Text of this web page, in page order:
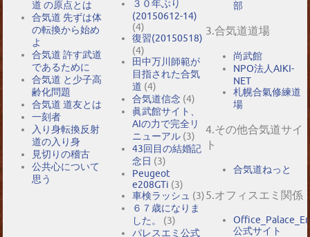
道 の原点とは
合気道 先ずは体
の転換から始め
よ
合気道 許す武道
であるために
合気道 と少子高
齢化問題
合気道 道友とは
一刻者
入り身転換反射
道の入り身
見切りの稽古
公共心について
思う
３０年ぶり
(20150612-14)
(4)
復習(20150518)
(4)
田中万川師範が
目指された合気
道 (4)
合気道信念 (4)
眞武館サイト、
AIの力で完全リ
ニューアル (3)
43回目の結婚記
念日 (3)
Peugeot
e208GTi (3)
車検ラッシュ (3)
６７歳になりま
した。
(3)
パレスエミ公式
部
3.合気道道場
尚武館
NPO法人AIKI-
NET
札幌合氣修練道
場
4.その他合気道サイ
ト
合気道ねっと
5.オフィスエミ関係
公式サイト